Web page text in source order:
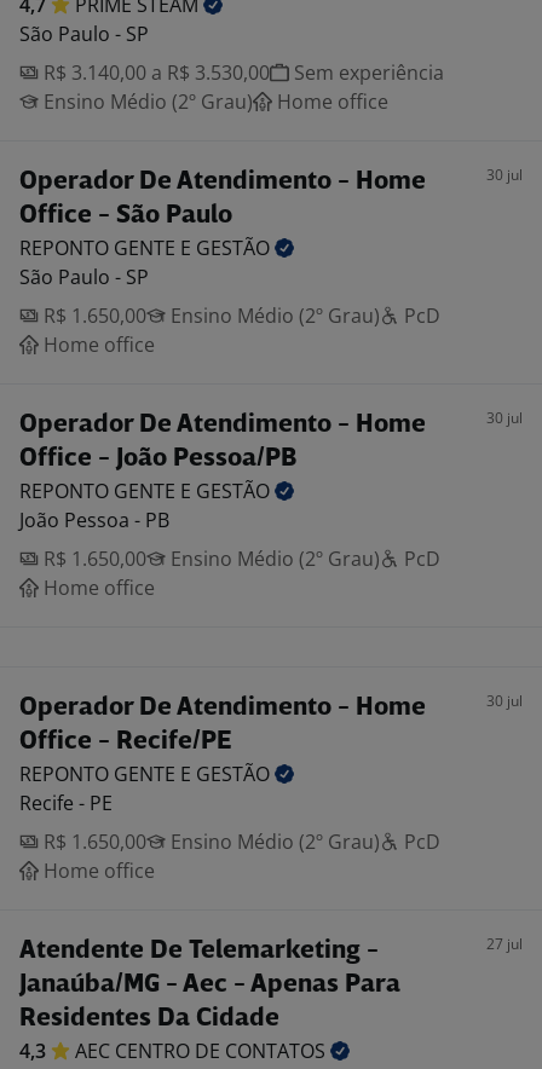
São Paulo - SP
R$ 3.140,00 a R$ 3.530,00
Sem experiência
Ensino Médio (2º Grau)
Home office
Operador De Atendimento - Home
Office - São Paulo
30 jul
REPONTO GENTE E GESTÃO
São Paulo - SP
R$ 1.650,00
Ensino Médio (2º Grau)
PcD
Home office
Operador De Atendimento - Home
Office - João Pessoa/PB
30 jul
REPONTO GENTE E GESTÃO
João Pessoa - PB
R$ 1.650,00
Ensino Médio (2º Grau)
PcD
Home office
Operador De Atendimento - Home
Office - Recife/PE
30 jul
REPONTO GENTE E GESTÃO
Recife - PE
R$ 1.650,00
Ensino Médio (2º Grau)
PcD
Home office
Atendente De Telemarketing -
Janaúba/MG - Aec - Apenas Para
Residentes Da Cidade
27 jul
4,3 AEC CENTRO DE CONTATOS